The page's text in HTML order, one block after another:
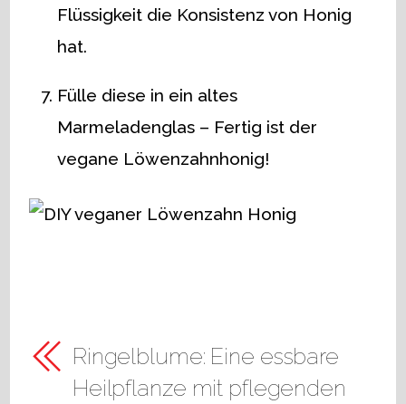
Flüssigkeit die Konsistenz von Honig
hat.
Fülle diese in ein altes
Marmeladenglas – Fertig ist der
vegane Löwenzahnhonig!
Ringelblume: Eine essbare
Heilpflanze mit pflegenden